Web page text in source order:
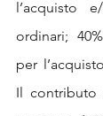
l’acquisto
ordinari;
per
Il